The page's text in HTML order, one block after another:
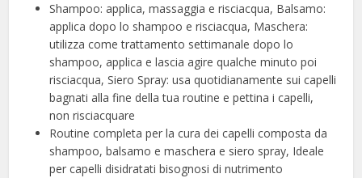
Shampoo: applica, massaggia e risciacqua, Balsamo:
applica dopo lo shampoo e risciacqua, Maschera:
utilizza come trattamento settimanale dopo lo
shampoo, applica e lascia agire qualche minuto poi
risciacqua, Siero Spray: usa quotidianamente sui capelli
bagnati alla fine della tua routine e pettina i capelli,
non risciacquare
Routine completa per la cura dei capelli composta da
shampoo, balsamo e maschera e siero spray, Ideale
per capelli disidratati bisognosi di nutrimento